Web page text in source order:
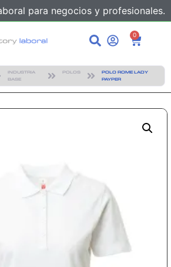
para negocios y profesionales.
0
INDUSTRIA
BASE
POLOS
POLO ROME LADY
PAYPER